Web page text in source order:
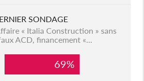
SONDAGE
« Italia Construction » sans
ACD, financement «...
69%